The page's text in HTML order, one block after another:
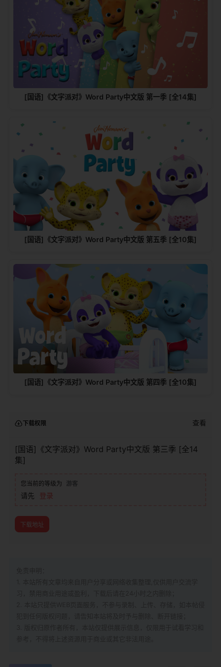
[国语]《文字派对》Word Party中文版 第一季 [全14集]
[国语]《文字派对》Word Party中文版 第五季 [全10集]
[国语]《文字派对》Word Party中文版 第四季 [全10集]
下载权限 查看
[国语]《文字派对》Word Party中文版 第三季 [全14
集]
您当前的等级为 游客
请先 登录
下载地址